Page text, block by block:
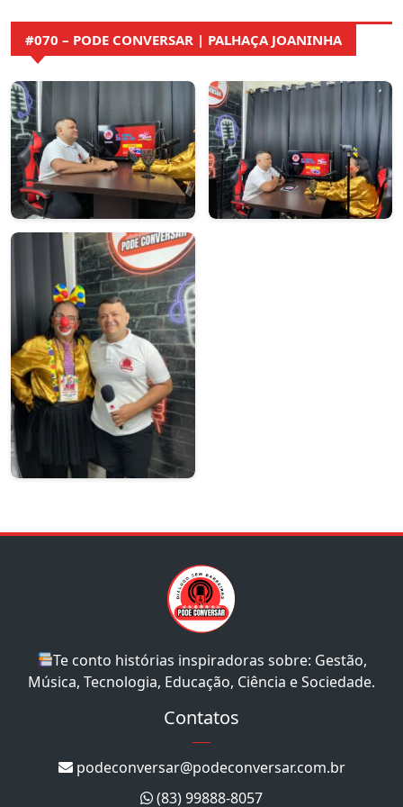
#070 – PODE CONVERSAR | PALHAÇA JOANINHA
Te conto histórias inspiradoras sobre: Gestão,
Música, Tecnologia, Educação, Ciência e Sociedade.
Contatos
podeconversar@podeconversar.com.br
(83) 99888-8057